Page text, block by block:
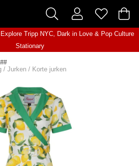
Tripp NYC, Dark in Love& Pop Culture
Stationary
/ Jurken / Korte jurken